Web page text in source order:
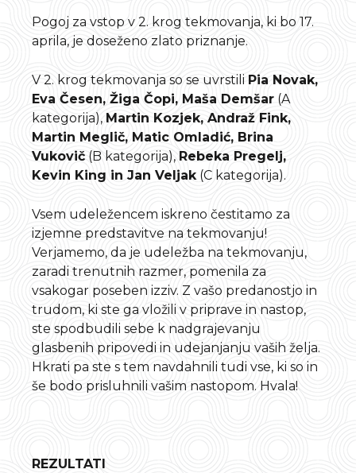
Pogoj za vstop v 2. krog tekmovanja, ki bo 17.
aprila, je doseženo zlato priznanje.
V 2. krog tekmovanja so se uvrstili Pia Novak,
Eva Česen, Žiga Čopi, Maša Demšar (A
kategorija), Martin Kozjek, Andraž Fink,
Martin Meglič, Matic Omladić, Brina
Vukovič (B kategorija), Rebeka Pregelj,
Kevin King in Jan Veljak (C kategorija).
Vsem udeležencem iskreno čestitamo za
izjemne predstavitve na tekmovanju!
Verjamemo, da je udeležba na tekmovanju,
zaradi trenutnih razmer, pomenila za
vsakogar poseben izziv. Z vašo predanostjo in
trudom, ki ste ga vložili v priprave in nastop,
ste spodbudili sebe k nadgrajevanju
glasbenih pripovedi in udejanjanju vaših želja.
Hkrati pa ste s tem navdahnili tudi vse, ki so in
še bodo prisluhnili vašim nastopom. Hvala!
REZULTATI